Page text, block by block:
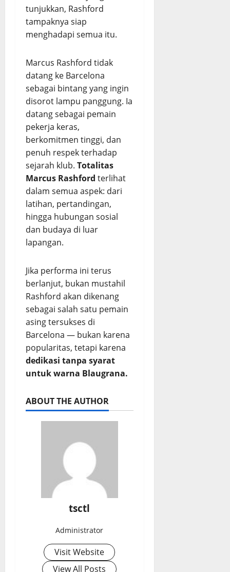
tunjukkan, Rashford
tampaknya siap
menghadapi semua itu.
Marcus Rashford tidak
datang ke Barcelona
sebagai bintang yang ingin
disorot lampu panggung. Ia
datang sebagai pemain
pekerja keras,
berkomitmen tinggi, dan
penuh respek terhadap
sejarah klub. Totalitas
Marcus Rashford terlihat
dalam semua aspek: dari
latihan, pertandingan,
hingga hubungan sosial
dan budaya di luar
lapangan.
Jika performa ini terus
berlanjut, bukan mustahil
Rashford akan dikenang
sebagai salah satu pemain
asing tersukses di
Barcelona — bukan karena
popularitas, tetapi karena
dedikasi tanpa syarat
untuk warna Blaugrana.
ABOUT THE AUTHOR
tsctl
Administrator
Visit Website
View All Posts